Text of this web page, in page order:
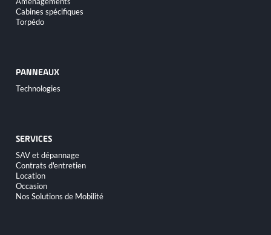
Cabines spécifiques
Torpédo
PANNEAUX
Aller
au
Technologies
SERVICES
Aller
au
contenu
SAV et dépannage
Contrats d'entretien
Location
Occasion
Nos Solutions de Mobilité